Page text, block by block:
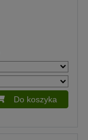
Do koszyka